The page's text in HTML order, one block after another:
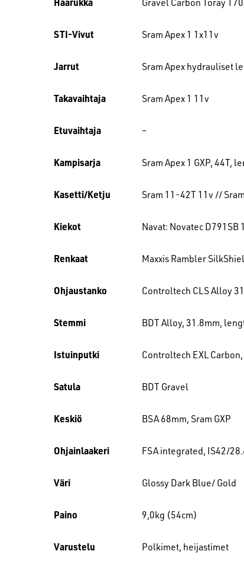
STI-Vivut Sram Apex 1 1x11v
Jarrut Sram Apex hydrauliset
Takavaihtaja Sram Apex 1 11v
Etuvaihtaja –
Kampisarja Sram Apex 1 GXP, 44T,
Kasetti/Ketju Sram 11-42T 11v //
Kiekot Navat: Novatec
Renkaat Maxxis Rambler
Ohjaustanko Controltech CLS Alloy
Stemmi BDT Alloy, 31.8mm,
Istuinputki Controltech EXL
Satula BDT Gravel
Keskiö BSA 68mm, Sram GXP
Ohjainlaakeri FSA integrated, IS42/
Väri Glossy Dark Blue/ Gold
Paino 9,0kg (54cm)
Varustelu Polkimet, heijastimet